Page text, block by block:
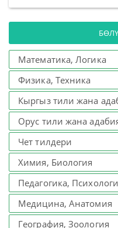
Математика, Логика
Физика, Техника
Кыргыз тили жана
Орус тили жана
Чет тилдери
Химия, Биология
Педагогика,
Медицина, Анатомия
География, Зоология